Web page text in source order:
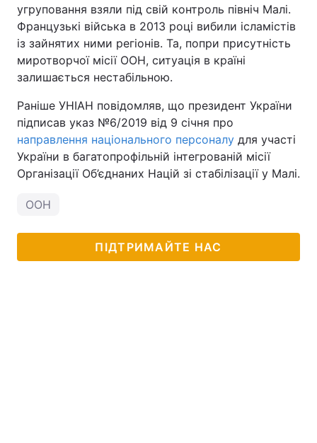
угруповання взяли під свій контроль північ Малі.
Французькі війська в 2013 році вибили ісламістів
із зайнятих ними регіонів. Та, попри присутність
миротворчої місії ООН, ситуація в країні
залишається нестабільною.
Раніше УНІАН повідомляв, що президент України
підписав указ №6/2019 від 9 січня про
направлення національного персоналу для участі
України в багатопрофільній інтегрованій місії
Організації Об’єднаних Націй зі стабілізації у Малі.
ООН
ПІДТРИМАЙТЕ НАС